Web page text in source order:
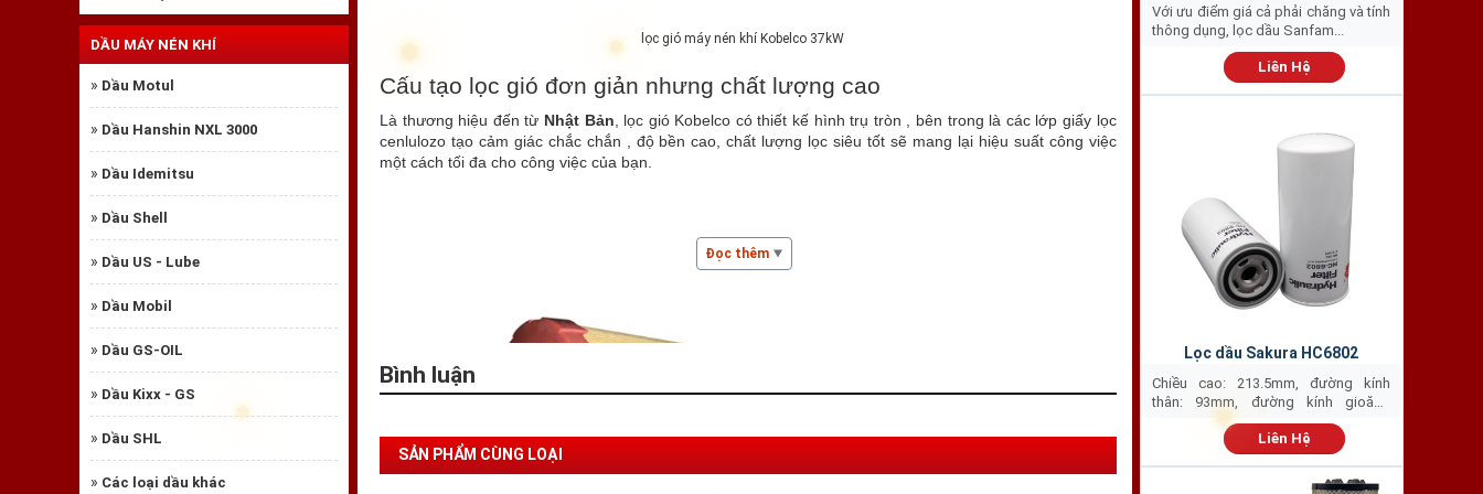
❅
DẦU MÁY NÉN KHÍ
» Dầu Motul
» Dầu Hanshin NXL 3000
» Dầu Idemitsu
» Dầu Shell
» Dầu US - Lube
» Dầu Mobil
» Dầu GS-OIL
» Dầu Kixx - GS
» Dầu SHL
» Các loại dầu khác
Đọc thêm
lọc gió máy nén khí Kobelco 37kW
Cấu tạo lọc gió đơn giản nhưng chất lượng cao
Là thương hiệu đến từ Nhật Bản , lọc gió Kobelco có thiết kế hình trụ tròn , bên trong là các lớp giấy lọc
cenlulozo tạo cảm giác chắc chắn , độ bền cao, chất lượng lọc siêu tốt sẽ mang lại hiệu suất công việc
một cách tối đa cho công việc của bạn.
Bình luận
SẢN PHẨM CÙNG LOẠI
Với ưu điểm giá cả phải chăng và tính
thông dụng, lọc dầu Sanfam...
Liên Hệ
Lọc dầu Sakura HC6802
Chiều cao: 213.5mm, đường kính
thân: 93mm, đường kính gioăng
Liên Hệ